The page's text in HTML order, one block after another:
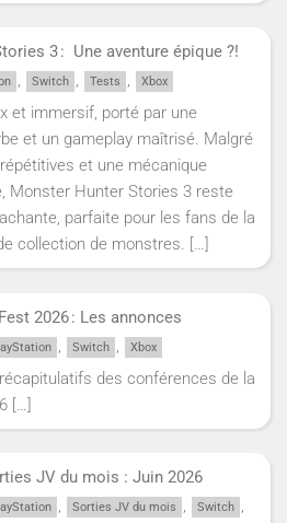
3 : Une aventure épique ?!
, Switch , Tests , Xbox
et immersif, porté par une
et un gameplay maîtrisé. Malgré
et une mécanique
Monster Hunter Stories 3 reste
parfaite pour les fans de la
collection de monstres. […]
2026 : Les annonces
, Switch , Xbox
des conférences de la
[…]
JV du mois : Juin 2026
, Sorties JV du mois , Switch ,